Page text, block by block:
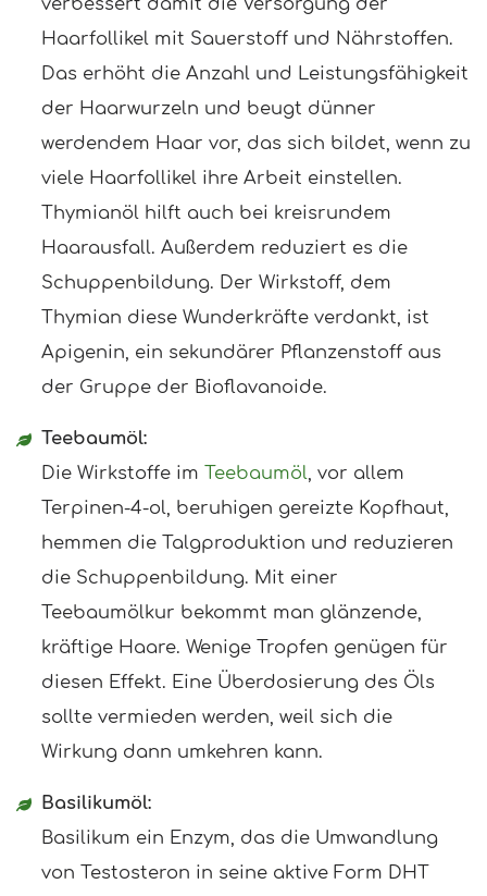
verbessert damit die Versorgung der
Haarfollikel mit Sauerstoff und Nährstoffen.
Das erhöht die Anzahl und Leistungsfähigkeit
der Haarwurzeln und beugt dünner
werdendem Haar vor, das sich bildet, wenn zu
viele Haarfollikel ihre Arbeit einstellen.
Thymianöl hilft auch bei kreisrundem
Haarausfall. Außerdem reduziert es die
Schuppenbildung. Der Wirkstoff, dem
Thymian diese Wunderkräfte verdankt, ist
Apigenin, ein sekundärer Pflanzenstoff aus
der Gruppe der Bioflavanoide.
Teebaumöl:
Die Wirkstoffe im Teebaumöl, vor allem
Terpinen-4-ol, beruhigen gereizte Kopfhaut,
hemmen die Talgproduktion und reduzieren
die Schuppenbildung. Mit einer
Teebaumölkur bekommt man glänzende,
kräftige Haare. Wenige Tropfen genügen für
diesen Effekt. Eine Überdosierung des Öls
sollte vermieden werden, weil sich die
Wirkung dann umkehren kann.
Basilikumöl:
Basilikum ein Enzym, das die Umwandlung
von Testosteron in seine aktive Form DHT